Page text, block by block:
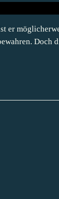
er
Doch